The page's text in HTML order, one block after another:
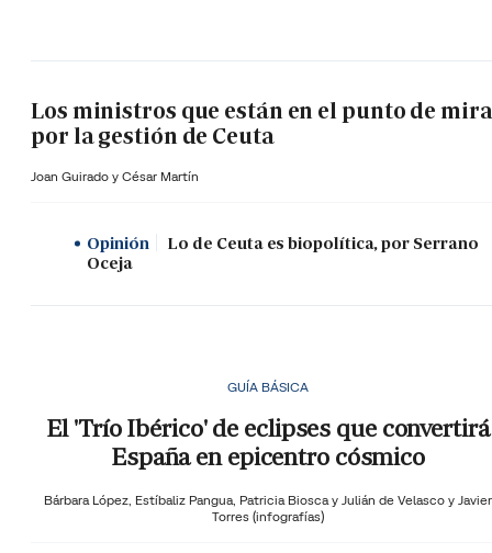
Los ministros que están en el punto de mira
por la gestión de Ceuta
Joan Guirado y César Martín
Opinión
Lo de Ceuta es biopolítica, por Serrano
Oceja
GUÍA BÁSICA
El 'Trío Ibérico' de eclipses que convertirá
España en epicentro cósmico
Bárbara López, Estíbaliz Pangua, Patricia Biosca y Julián de Velasco y Javier
Torres (infografías)